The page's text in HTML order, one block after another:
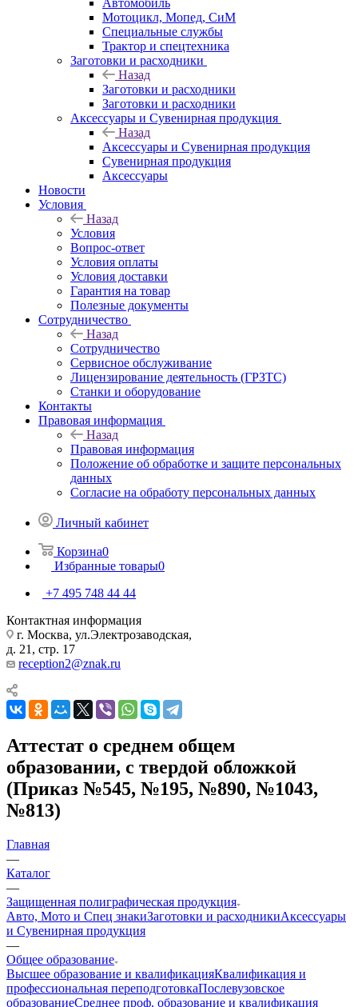
Автомобиль
Мотоцикл, Мопед, СиМ
Специальные службы
Трактор и спецтехника
Заготовки и расходники
Назад
Заготовки и расходники
Заготовки и расходники
Аксессуары и Сувенирная продукция
Назад
Аксессуары и Сувенирная продукция
Сувенирная продукция
Аксессуары
Новости
Условия
Назад
Условия
Вопрос-ответ
Условия оплаты
Условия доставки
Гарантия на товар
Полезные документы
Сотрудничество
Назад
Сотрудничество
Сервисное обслуживание
Лицензирование деятельность (ГРЗТС)
Станки и оборудование
Контакты
Правовая информация
Назад
Правовая информация
Положение об обработке и защите персональных
данных
Согласие на обработу персональных данных
Личный кабинет
Корзина0
Избранные товары0
+7 495 748 44 44
Контактная информация
г. Москва, ул.Электрозаводская,
д. 21, стр. 17
reception2@znak.ru
Аттестат о среднем общем
образовании, с твердой обложкой
(Приказ №545, №195, №890, №1043,
№813)
Главная
—
Каталог
—
Защищенная полиграфическая продукция
Авто, Мото и Спец знакиЗаготовки и расходникиАксессуары
и Сувенирная продукция
—
Общее образование
Высшее образование и квалификацияКвалификация и
профессиональная переподготовкаПослевузовское
образованиеСреднее проф. образование и квалификация